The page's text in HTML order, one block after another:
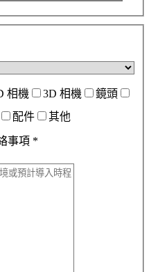
相機 3D 相機
鏡頭
配件 其他
事項 *